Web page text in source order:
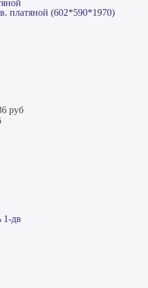
платяной (602*590*1970)
руб
1-дв